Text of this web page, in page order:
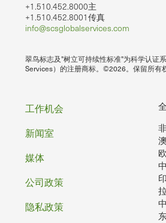
+1.510.452.8000主
+1.510.452.8001传真
info@scsglobalservices.com
翠鸟标志及"树立可持续性标准"为科学认证
Services）的注册商标。©2026。保留所有
页
脚
工作机会
新闻室
媒体
公司政策
隐私政策